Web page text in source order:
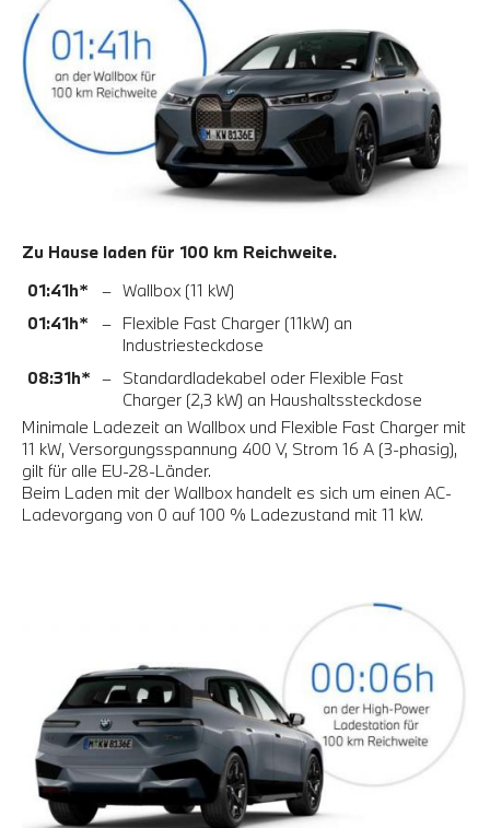
Zu Hause laden für 100 km Reichweite.
01:41h*
– Wallbox (11 kW)
01:41h*
– Flexible Fast Charger (11kW) an
Industriesteckdose
08:31h* – Standardladekabel oder Flexible Fast
Charger (2,3 kW) an Haushaltssteckdose
Minimale Ladezeit an Wallbox und Flexible Fast Charger mit
11 kW, Versorgungsspannung 400 V, Strom 16 A (3-phasig),
gilt für alle EU-28-Länder.
Beim Laden mit der Wallbox handelt es sich um einen AC-
Ladevorgang von 0 auf 100 % Ladezustand mit 11 kW.